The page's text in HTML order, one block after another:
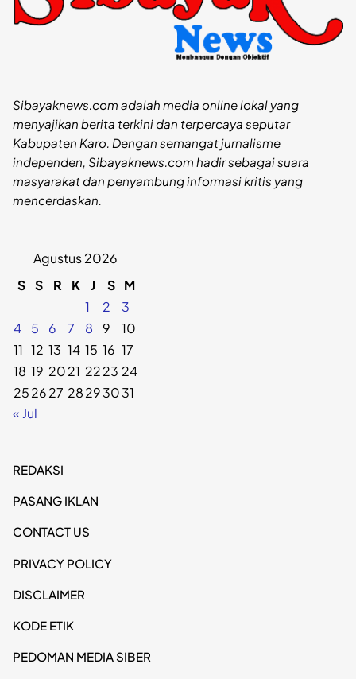
Sibayaknews.com adalah media online lokal yang
menyajikan berita terkini dan terpercaya seputar
Kabupaten Karo. Dengan semangat jurnalisme
independen, Sibayaknews.com hadir sebagai suara
masyarakat dan penyambung informasi kritis yang
mencerdaskan.
Agustus 2026
S S R K J S M
1
2
3
4
5 6 7 8 9
10
11 12 13 14 15 16 17
18 19 2021 2223 24
252627 28293031
« Jul
REDAKSI
PASANG IKLAN
CONTACT US
PRIVACY POLICY
DISCLAIMER
KODE ETIK
PEDOMAN MEDIA SIBER